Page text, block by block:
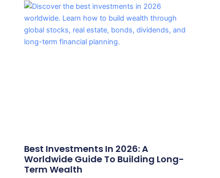
Best Investments In 2026: A
Worldwide Guide To Building Long-
Term Wealth